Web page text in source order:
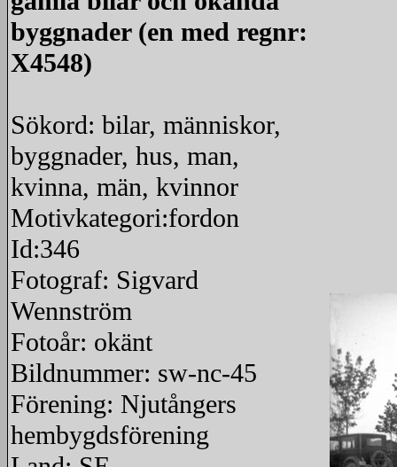
byggnader (en med regnr:
X4548)
Sökord: bilar, människor,
byggnader, hus, man,
kvinna, män, kvinnor
Motivkategori:fordon
Id:346
Fotograf: Sigvard
Wennström
Fotoår: okänt
Bildnummer: sw-nc-45
Förening: Njutångers
hembygdsförening